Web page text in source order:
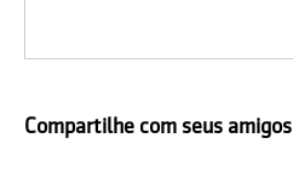
Compartilhe com seus amigos